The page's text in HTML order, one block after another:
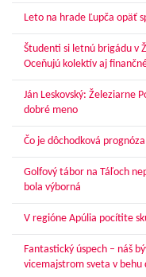
Leto na hrade Ľupča opäť
Študenti si letnú brigádu v
Oceňujú kolektív aj
Ján Leskovský: Železiarne
dobré meno
Čo je dôchodková
Golfový tábor na Táľoch
bola výborná
V regióne Apúlia pocítite
Fantastický úspech – náš
vicemajstrom sveta v behu